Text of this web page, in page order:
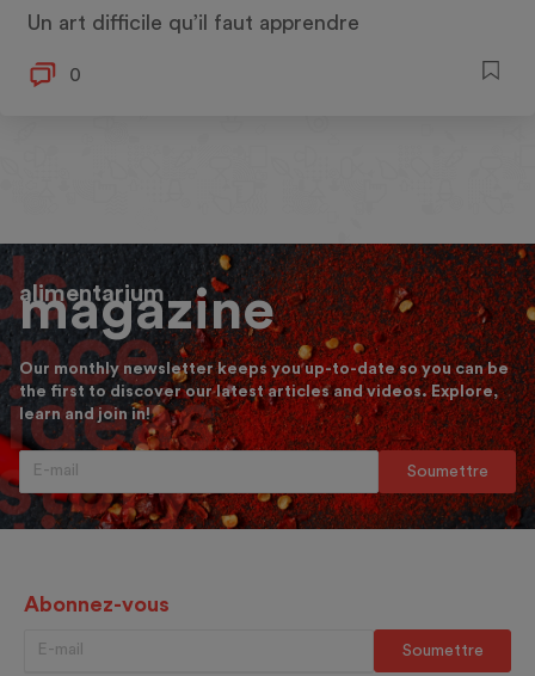
Un art difficile qu’il faut apprendre
0
alimentarium
magazine
Our monthly newsletter keeps you up-to-date so you can be
the first to discover our latest articles and videos. Explore,
learn and join in!
Abonnez-vous